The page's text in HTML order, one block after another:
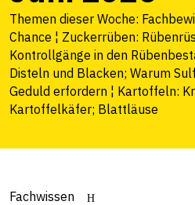
Themen dieser Woche:
Chance ¦ Zuckerrüben:
Kontrollgänge in den
Disteln und Blacken; Warum
Geduld erfordern ¦ Kartoffeln:
Kartoffelkäfer; Blattläuse
Fachwissen